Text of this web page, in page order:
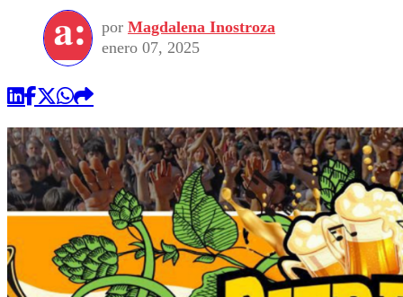
por Magdalena Inostroza
enero 07, 2025